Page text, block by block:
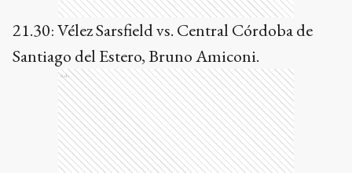
21.30: Vélez Sarsfield vs. Central Córdoba de
Santiago del Estero, Bruno Amiconi.
Ads